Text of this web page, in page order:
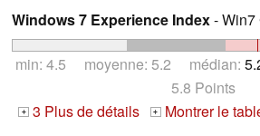
Windows 7 Experience Index- Win7
min: 4.5 moyenne: 5.2 médian:
5.8 Points
+ 3 Plus de détails + Montrer le